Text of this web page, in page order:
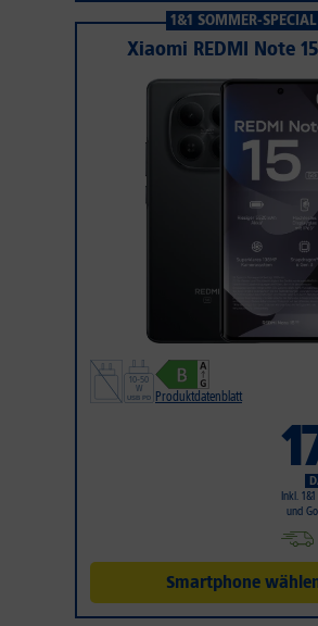
1&1 SOMMER-SPECIAL
Xiaomi REDMI Note
Produktdatenblatt
Inkl.
und
Smartphone